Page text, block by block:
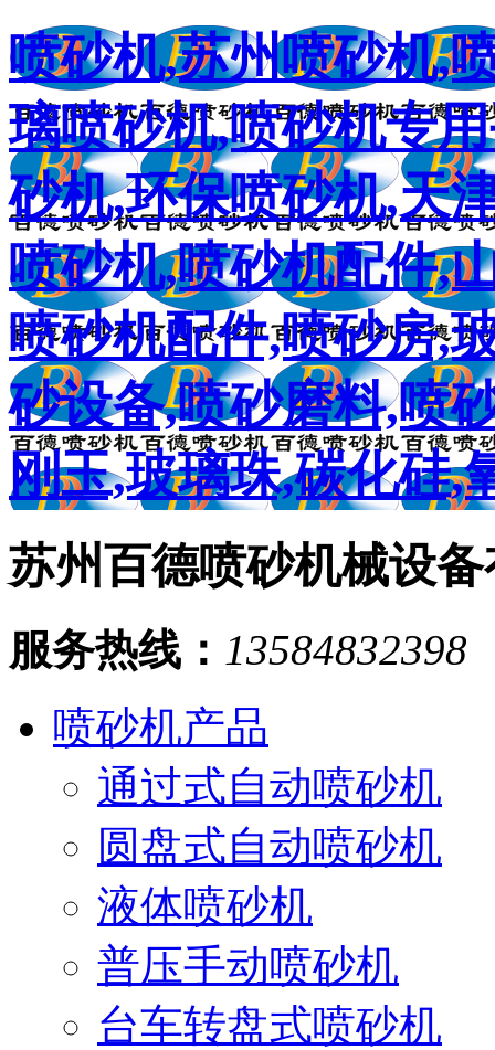
喷砂机,苏州喷砂机,
璃喷砂机,喷砂机专
砂机,环保喷砂机,天
喷砂机,喷砂机配件,
喷砂机配件,喷砂房,
砂设备,喷砂磨料,喷
刚玉,玻璃珠,碳化硅,
苏州百德喷砂机械设
服务热线： 13584832398
喷砂机产品
通过式自动喷砂机
圆盘式自动喷砂机
液体喷砂机
普压手动喷砂机
台车转盘式喷砂机